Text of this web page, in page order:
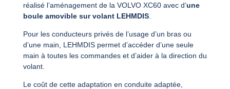
réalisé l’aménagement de la VOLVO XC60 avec d’une
boule amovible sur volant LEHMDIS.
Pour les conducteurs privés de l’usage d’un bras ou
d’une main, LEHMDIS permet d’accéder d’une seule
main à toutes les commandes et d’aider à la direction du
volant.
Le coût de cette adaptation en conduite adaptée,